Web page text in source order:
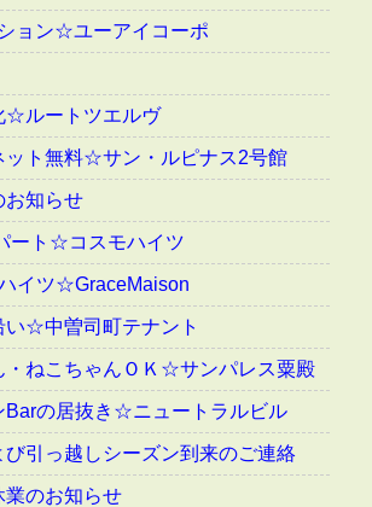
ョン☆ユーアイコーポ
☆ルートツエルヴ
ット無料☆サン・ルピナス2号館
お知らせ
ート☆コスモハイツ
イツ☆GraceMaison
い☆中曽司町テナント
・ねこちゃんＯＫ☆サンパレス粟殿
Barの居抜き☆ニュートラルビル
び引っ越しシーズン到来のご連絡
業のお知らせ